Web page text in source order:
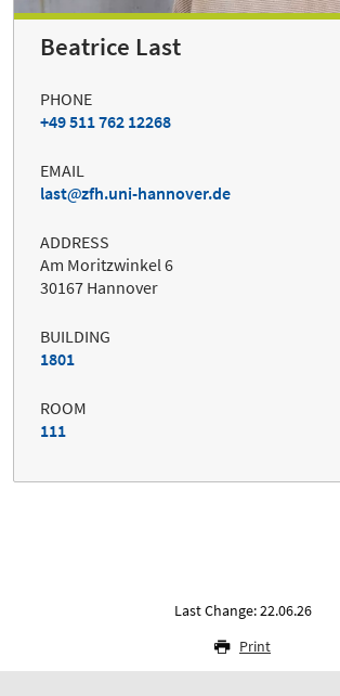
Beatrice Last
PHONE
+49 511 762 12268
EMAIL
last
zfh.uni-hannover.de
ADDRESS
Am Moritzwinkel 6
30167 Hannover
BUILDING
1801
ROOM
111
Last Change: 22.06.26
Print